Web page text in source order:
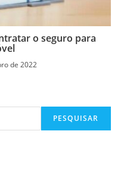
o seguro para
de 2022
PESQUISAR